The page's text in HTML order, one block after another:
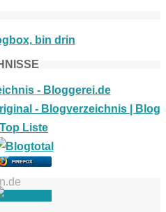
FIREFOX